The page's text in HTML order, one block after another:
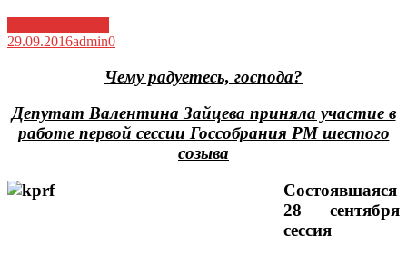
29.09.2016admin0
Чему радуетесь, господа?
Депутат Валентина Зайцева приняла участие в
работе первой сессии Госсобрания РМ шестого
созыва
Состоявшаяся
28 сентября
сессия